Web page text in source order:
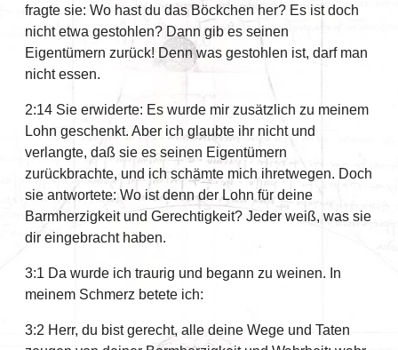
fragte sie: Wo hast du das Böckchen her? Es ist doch
nicht etwa gestohlen? Dann gib es seinen
Eigentümern zurück! Denn was gestohlen ist, darf man
nicht essen.
2:14 Sie erwiderte: Es wurde mir zusätzlich zu meinem
Lohn geschenkt. Aber ich glaubte ihr nicht und
verlangte, daß sie es seinen Eigentümern
zurückbrachte, und ich schämte mich ihretwegen. Doch
sie antwortete: Wo ist denn der Lohn für deine
Barmherzigkeit und Gerechtigkeit? Jeder weiß, was sie
dir eingebracht haben.
3:1 Da wurde ich traurig und begann zu weinen. In
meinem Schmerz betete ich:
3:2 Herr, du bist gerecht, alle deine Wege und Taten